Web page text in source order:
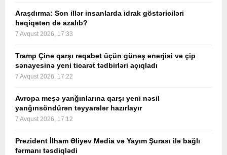
Araşdırma: Son illər insanlarda idrak göstəriciləri
həqiqətən də azalıb?
7 Avqust 2026, 17:33
Tramp Çinə qarşı rəqabət üçün günəş enerjisi və çip
sənayesinə yeni ticarət tədbirləri açıqladı
7 Avqust 2026, 17:22
Avropa meşə yanğınlarına qarşı yeni nəsil
yanğınsöndürən təyyarələr hazırlayır
7 Avqust 2026, 17:12
Prezident İlham Əliyev Media və Yayım Şurası ilə bağlı
fərmanı təsdiqlədi